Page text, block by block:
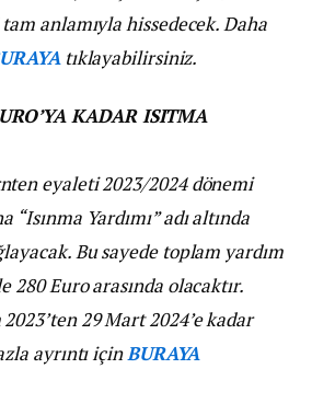
anlamıyla hissedecek.Daha
tıklayabilirsiniz.
KADAR ISITMA
eyaleti 2023/2024 dönemi
Yardımı” adı altında
Bu sayede toplam yardım
280 Euro arasında olacaktır.
29 Mart 2024’e kadar
ayrıntı içinBURAYA